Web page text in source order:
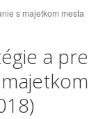
s majetkom mesta
a pre